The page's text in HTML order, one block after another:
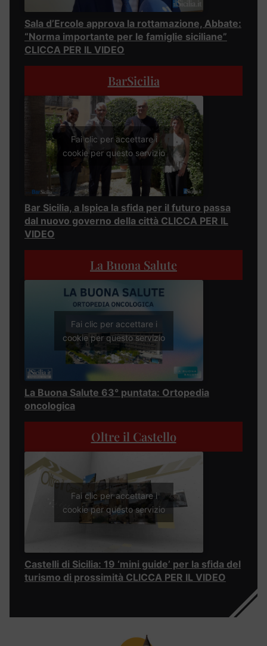
Sala d’Ercole approva la rottamazione, Abbate:
“Norma importante per le famiglie siciliane”
CLICCA PER IL VIDEO
BarSicilia
Fai clic per accettare i
cookie per questo servizio
Bar Sicilia, a Ispica la sfida per il futuro passa
dal nuovo governo della città CLICCA PER IL
VIDEO
La Buona Salute
Fai clic per accettare i
cookie per questo servizio
La Buona Salute 63° puntata: Ortopedia
oncologica
Oltre il Castello
Fai clic per accettare i
cookie per questo servizio
Castelli di Sicilia: 19 ‘mini guide’ per la sfida del
turismo di prossimità CLICCA PER IL VIDEO